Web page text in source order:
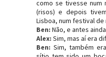
como se tivesse num
(risos) e depois
Lisboa, num festival de
Ben: Não, e antes
Alex: Sim, mas aí era
Ben: Sim, também